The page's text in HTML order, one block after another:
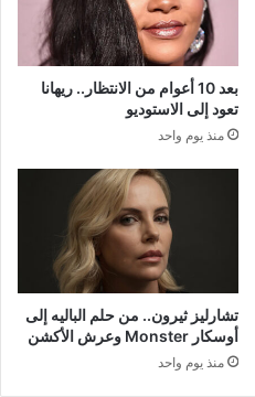
بعد 10 أعوام من الانتظار.. ريهانا
تعود إلى الاستوديو
منذ يوم واحد
تشارليز ثيرون.. من حلم الباليه إلى
أوسكار Monster وعرش الأكشن
منذ يوم واحد